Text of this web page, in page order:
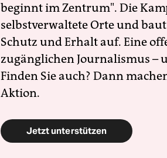
beginnt im Zentrum". Die
selbstverwaltete Orte und
Schutz und Erhalt auf. Eine
zugänglichen Journalismus –
Finden Sie auch? Dann
Aktion.
Jetzt unterstützen